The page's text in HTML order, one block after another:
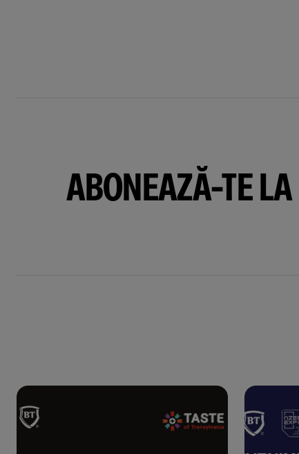
ABONEAZĂ-TE LA